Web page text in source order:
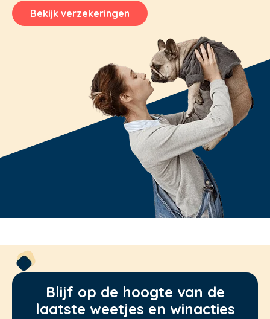
Bekijk verzekeringen
Blijf op de hoogte van de
laatste weetjes en winacties